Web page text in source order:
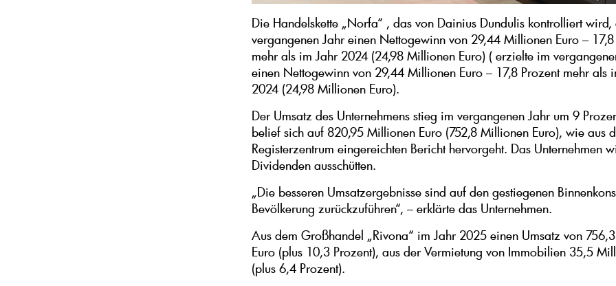
Die Handelskette „Norfa“ , das von Dainius Dundulis kontrolliert
vergangenen Jahr einen Nettogewinn von 29,44 Millionen Euro –
mehr als im Jahr 2024 (24,98 Millionen Euro) ( erzielte im
einen Nettogewinn von 29,44 Millionen Euro – 17,8 Prozent mehr als
2024 (24,98 Millionen Euro).
Der Umsatz des Unternehmens stieg im vergangenen Jahr um 9
belief sich auf 820,95 Millionen Euro (752,8 Millionen Euro), wie aus
Registerzentrum eingereichten Bericht hervorgeht. Das Unternehmen
Dividenden ausschütten.
„Die besseren Umsatzergebnisse sind auf den gestiegenen
Bevölkerung zurückzuführen“, – erklärte das Unternehmen.
Aus dem Großhandel „Rivona“ im Jahr 2025 einen Umsatz von
Euro (plus 10,3 Prozent), aus der Vermietung von Immobilien 35,5
(plus 6,4 Prozent).